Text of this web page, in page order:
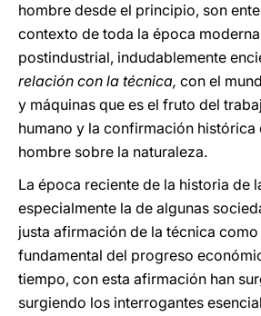
hombre desde el principio, son
contexto de toda la época
postindustrial, indudablemente
relación con la técnica, con el
y máquinas que es el fruto del
humano y la confirmación histórica
hombre sobre la naturaleza.
La época reciente de la historia de
especialmente la de algunas
justa afirmación de la técnica
fundamental del progreso
tiempo, con esta afirmación han
surgiendo los interrogantes